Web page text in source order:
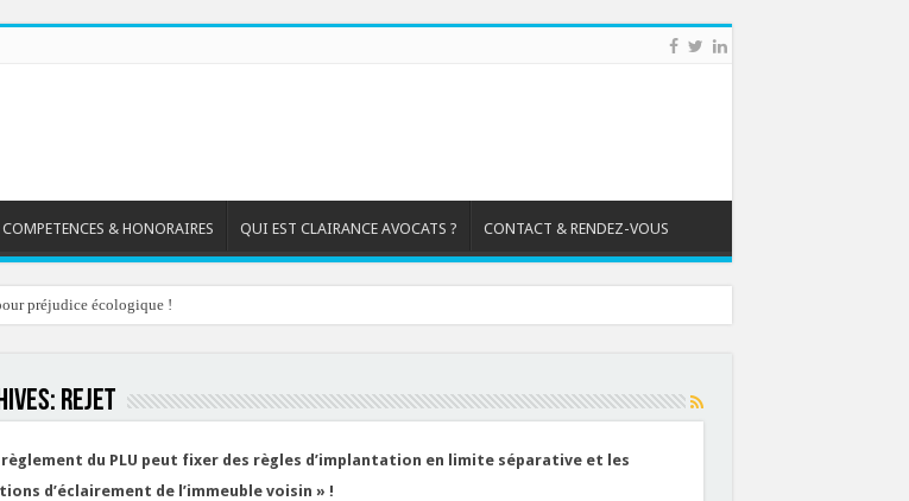
COMPETENCES & HONORAIRES QUI EST CLAIRANCE AVOCATS ? CONTACT & RENDEZ-VOUS
préjudice écologique !
rejet
règlement du PLU peut fixer des règles d’implantation en limite séparative et les
d’éclairement de l’immeuble voisin » !